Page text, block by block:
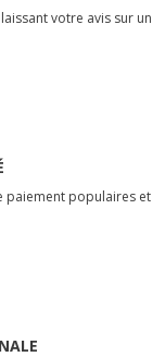
votre avis sur un
paiement populaires et